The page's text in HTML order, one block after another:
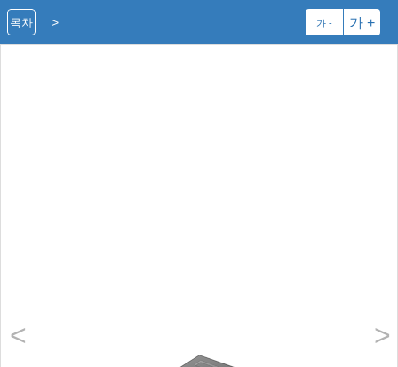
> 가 - 가 +
목차
< >